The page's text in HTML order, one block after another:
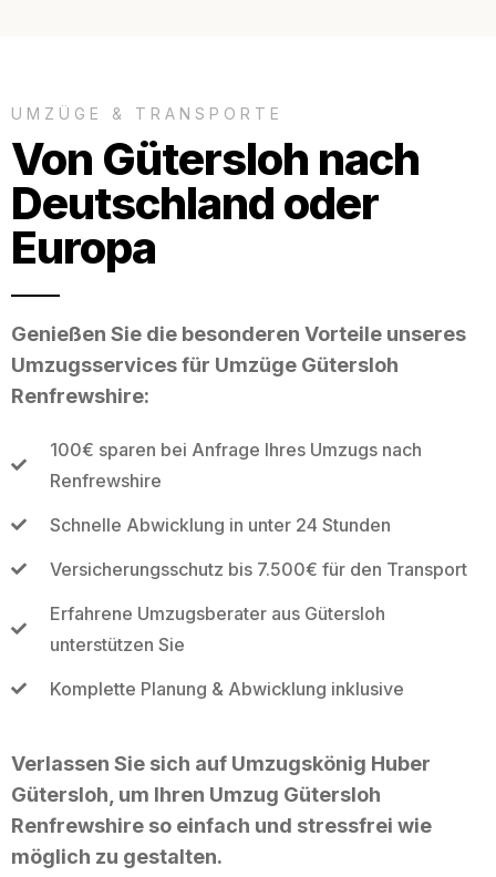
UMZÜGE & TRANSPORTE
Von Gütersloh nach
Deutschland oder
Europa
Genießen Sie die besonderen Vorteile unseres
Umzugsservices für Umzüge Gütersloh
Renfrewshire:
100€ sparen bei Anfrage Ihres Umzugs nach
Renfrewshire
Schnelle Abwicklung in unter 24 Stunden
Versicherungsschutz bis 7.500€ für den Transport
Erfahrene Umzugsberater aus Gütersloh
unterstützen Sie
Komplette Planung & Abwicklung inklusive
Verlassen Sie sich auf Umzugskönig Huber
Gütersloh, um Ihren Umzug Gütersloh
Renfrewshire so einfach und stressfrei wie
möglich zu gestalten.